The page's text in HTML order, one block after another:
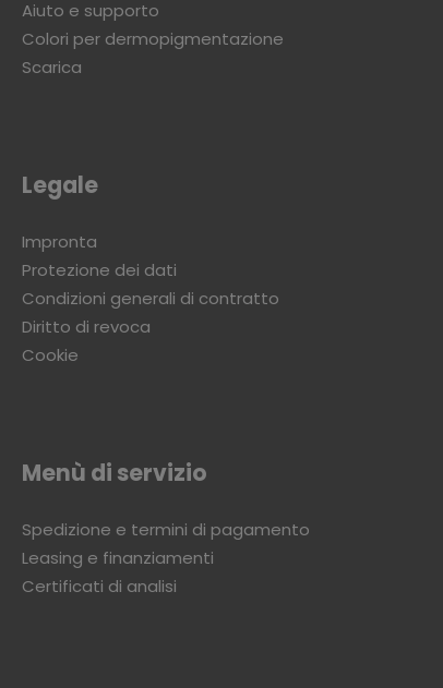
Aiuto e supporto
Colori per dermopigmentazione
Scarica
Legale
Impronta
Protezione dei dati
Condizioni generali di contratto
Diritto di revoca
Cookie
Menù di servizio
Spedizione e termini di pagamento
Leasing e finanziamenti
Certificati di analisi